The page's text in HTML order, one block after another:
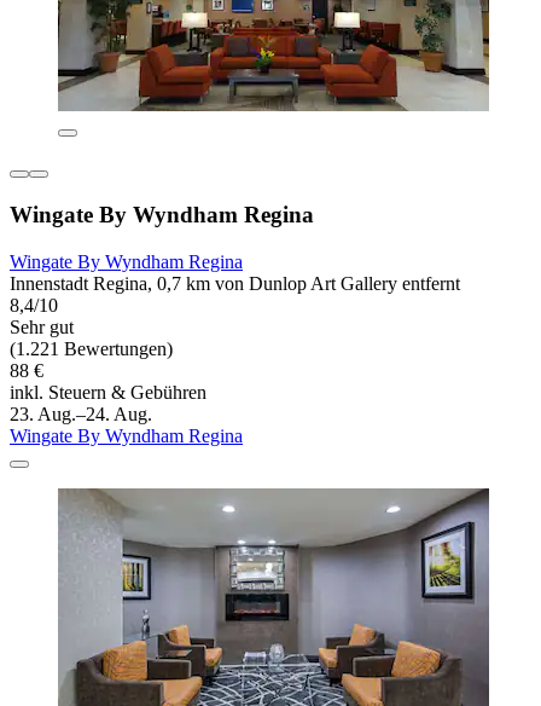
Wingate By Wyndham Regina
Wingate By Wyndham Regina
Innenstadt Regina, 0,7 km von Dunlop Art Gallery entfernt
8,4/10
Sehr gut
(1.221 Bewertungen)
88 €
inkl. Steuern & Gebühren
23. Aug.–24. Aug.
Wingate By Wyndham Regina